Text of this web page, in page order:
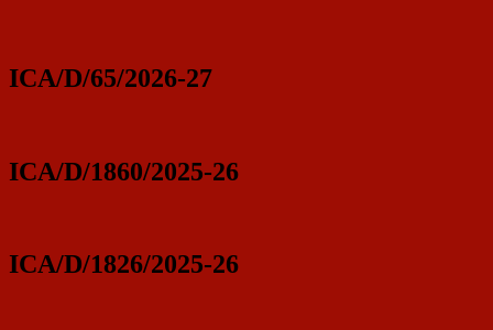
ICA/D/65/2026-27
ICA/D/1860/2025-26
ICA/D/1826/2025-26